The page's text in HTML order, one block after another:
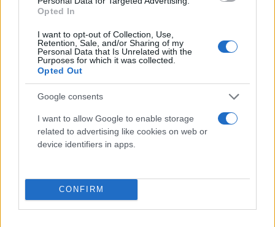
Opted In
I want to opt-out of Collection, Use,
Retention, Sale, and/or Sharing of my
Personal Data that Is Unrelated with the
Purposes for which it was collected.
Opted Out
Google consents
I want to allow Google to enable storage
related to advertising like cookies on web or
device identifiers in apps.
CONFIRM